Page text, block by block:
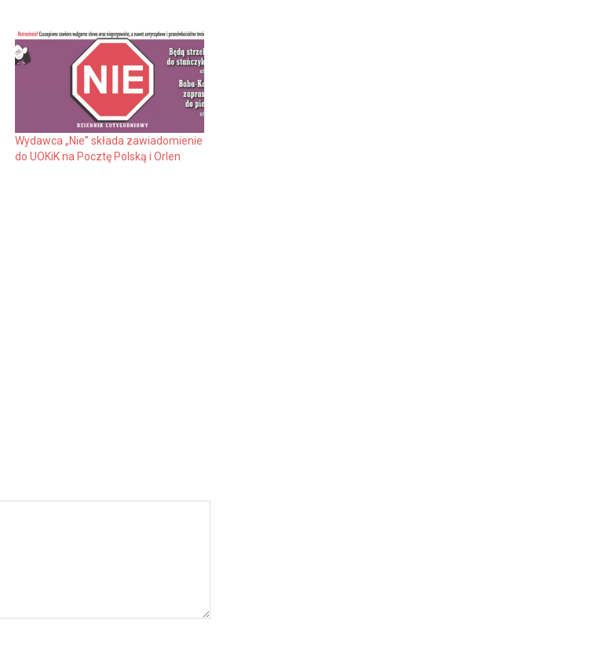
Wydawca „Nie” składa zawiadomienie
do UOKiK na Pocztę Polską i Orlen